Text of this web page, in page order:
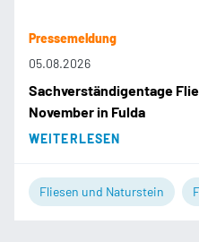
Pressemeldung
05.08.2026
Sachverständigentage
November in Fulda
WEITERLESEN
Fliesen und Naturstein